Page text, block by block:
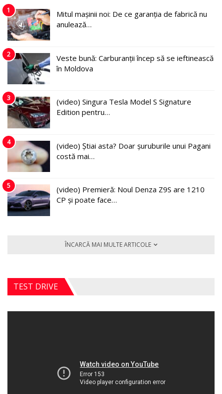
1
Mitul mașinii noi: De ce garanția de fabrică nu
anulează…
2
Veste bună: Carburanții încep să se ieftinească
în Moldova
3
(video) Singura Tesla Model S Signature
Edition pentru…
4
(video) Știai asta? Doar șuruburile unui Pagani
costă mai…
5
(video) Premieră: Noul Denza Z9S are 1210
CP și poate face…
ÎNCARCĂ MAI MULTE ARTICOLE
TEST DRIVE